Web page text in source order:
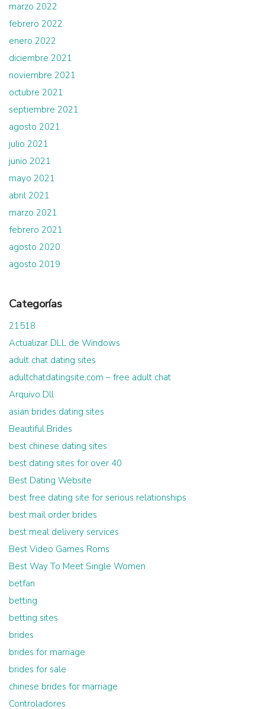
marzo 2022
febrero 2022
enero 2022
diciembre 2021
noviembre 2021
octubre 2021
septiembre 2021
agosto 2021
julio 2021
junio 2021
mayo 2021
abril 2021
marzo 2021
febrero 2021
agosto 2020
agosto 2019
Categorías
21518
Actualizar DLL de Windows
adult chat dating sites
adultchatdatingsite.com – free adult chat
Arquivo Dll
asian brides dating sites
Beautiful Brides
best chinese dating sites
best dating sites for over 40
Best Dating Website
best free dating site for serious relationships
best mail order brides
best meal delivery services
Best Video Games Roms
Best Way To Meet Single Women
betfan
betting
betting sites
brides
brides for marriage
brides for sale
chinese brides for marriage
Controladores